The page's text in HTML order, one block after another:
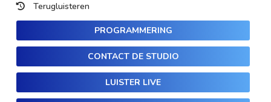
Terugluisteren
PROGRAMMERING
CONTACT DE STUDIO
LUISTER LIVE